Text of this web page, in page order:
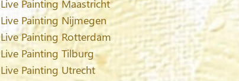
Live Painting Maastricht
Live Painting Nijmegen
Live Painting Rotterdam
Live Painting Tilburg
Live Painting Utrecht